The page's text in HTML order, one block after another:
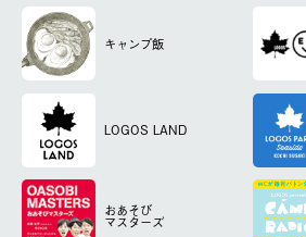
キャンプ飯
LOGOS LAND
おあそび
マスターズ